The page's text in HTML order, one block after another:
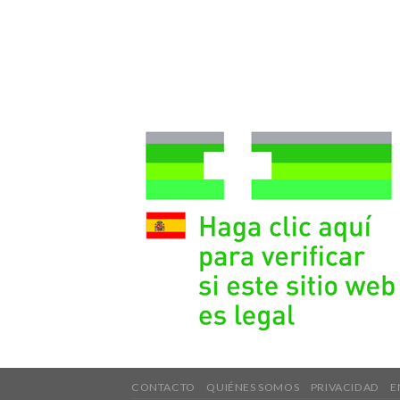
CONTACTO QUIÉNES SOMOS PRIVACIDAD